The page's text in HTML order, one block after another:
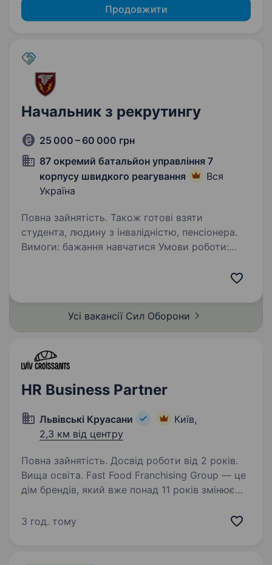
Продовжити
Начальник з рекрутингу
25 000 – 60 000 грн
87 окремий батальйон управління 7
корпусу швидкого реагування
Вся
Україна
Повна зайнятість. Також готові взяти
студента, людину з інвалідністю, пенсіонера.
Вимоги: бажання навчатися Умови роботи:
Усі вакансії Сил Оборони
HR Business Partner
Львівські Круасани
Київ,
2,3 км від центру
Повна зайнятість. Досвід роботи від 2 років.
Вища освіта. Fast Food Franchising Group — це
дім брендів, який вже понад 11 років змінює
Наші бренди Lviv Croissants, 1708 Pizza
3 год. тому